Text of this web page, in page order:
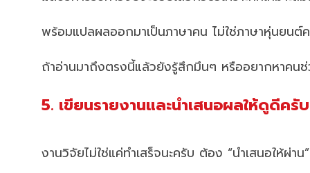
พร้อมแปลผลออกมาเป็นภาษาคน ไม่ใช่ภาษาหุ่นยนต์
ถ้าอ่านมาถึงตรงนี้แล้วยังรู้สึกมึนๆ หรืออยากหาคน
5. เขียนรายงานและนำเสนอผลให้ดูดีครับ
งานวิจัยไม่ใช่แค่ทำเสร็จนะครับ ต้อง “นำเสนอให้ผ่าน